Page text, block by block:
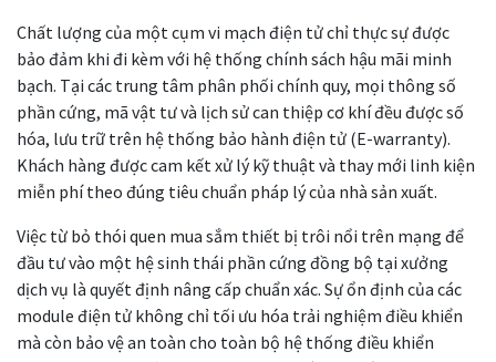
Chất lượng của một cụm vi mạch điện tử chỉ thực sự được
bảo đảm khi đi kèm với hệ thống chính sách hậu mãi minh
bạch. Tại các trung tâm phân phối chính quy, mọi thông số
phần cứng, mã vật tư và lịch sử can thiệp cơ khí đều được số
hóa, lưu trữ trên hệ thống bảo hành điện tử (E-warranty).
Khách hàng được cam kết xử lý kỹ thuật và thay mới linh kiện
miễn phí theo đúng tiêu chuẩn pháp lý của nhà sản xuất.
Việc từ bỏ thói quen mua sắm thiết bị trôi nổi trên mạng để
đầu tư vào một hệ sinh thái phần cứng đồng bộ tại xưởng
dịch vụ là quyết định nâng cấp chuẩn xác. Sự ổn định của các
module điện tử không chỉ tối ưu hóa trải nghiệm điều khiển
mà còn bảo vệ an toàn cho toàn bộ hệ thống điều khiển